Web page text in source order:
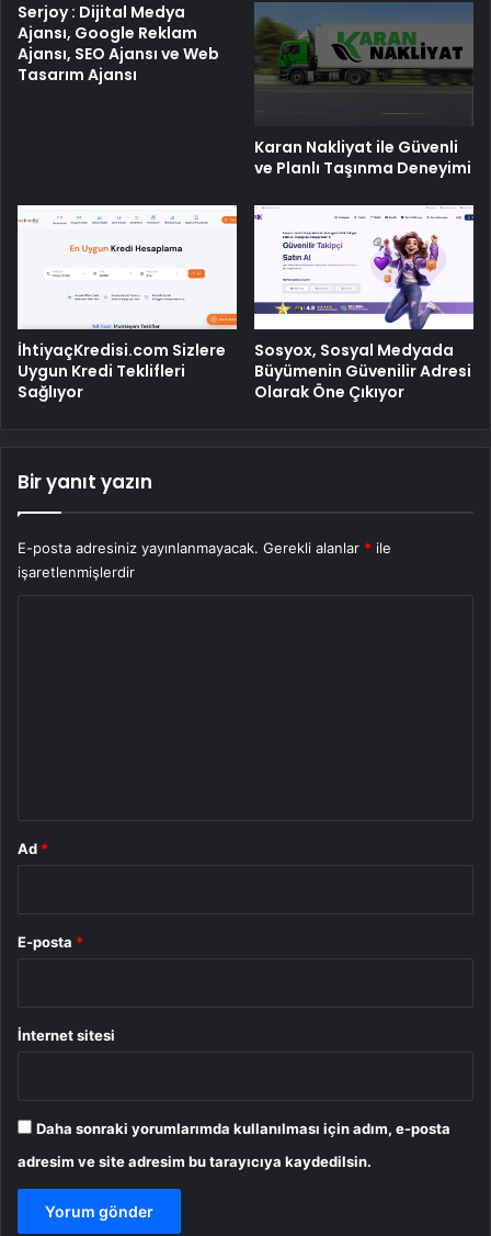
Serjoy : Dijital Medya
Ajansı, Google Reklam
Ajansı, SEO Ajansı ve Web
Tasarım Ajansı
Karan Nakliyat ile Güvenli
ve Planlı Taşınma Deneyimi
İhtiyaçKredisi.com Sizlere
Uygun Kredi Teklifleri
Sağlıyor
Sosyox, Sosyal Medyada
Büyümenin Güvenilir Adresi
Olarak Öne Çıkıyor
Bir yanıt yazın
E-posta adresiniz yayınlanmayacak. Gerekli alanlar * ile
işaretlenmişlerdir
Ad *
E-posta *
İnternet sitesi
Daha sonraki yorumlarımda kullanılması için adım, e-posta
adresim ve site adresim bu tarayıcıya kaydedilsin.